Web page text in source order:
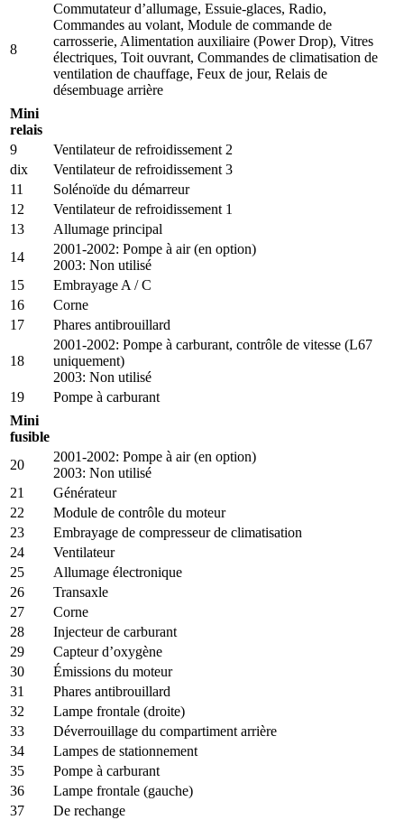
8
Commutateur d’allumage, Essuie-glaces, Radio,
Commandes au volant, Module de commande de
carrosserie, Alimentation auxiliaire (Power Drop), Vitres
électriques, Toit ouvrant, Commandes de climatisation de
ventilation de chauffage, Feux de jour, Relais de
désembuage arrière
Mini
relais
9
Ventilateur de refroidissement 2
dix
Ventilateur de refroidissement 3
11
Solénoïde du démarreur
12
Ventilateur de refroidissement 1
13
Allumage principal
14
2001-2002: Pompe à air (en option)
2003: Non utilisé
15
Embrayage A / C
16
Corne
17
Phares antibrouillard
18
2001-2002: Pompe à carburant, contrôle de vitesse (L67
uniquement)
2003: Non utilisé
19
Pompe à carburant
Mini
fusible
20
2001-2002: Pompe à air (en option)
2003: Non utilisé
21
Générateur
22
Module de contrôle du moteur
23
Embrayage de compresseur de climatisation
24
Ventilateur
25
Allumage électronique
26
Transaxle
27
Corne
28
Injecteur de carburant
29
Capteur d’oxygène
30
Émissions du moteur
31
Phares antibrouillard
32
Lampe frontale (droite)
33
Déverrouillage du compartiment arrière
34
Lampes de stationnement
35
Pompe à carburant
36
Lampe frontale (gauche)
37
De rechange